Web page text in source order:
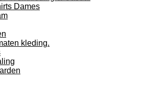
Dames
kleding.